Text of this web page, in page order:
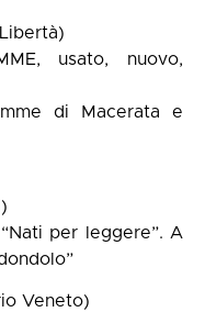
usato, nuovo,
di Macerata e
per leggere”. A
Veneto)